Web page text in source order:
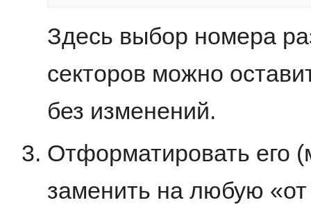
Здесь выбор номера
секторов можно
без изменений.
Отформатировать его
заменить на любую